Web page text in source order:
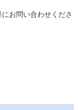
お問い合わせくださ